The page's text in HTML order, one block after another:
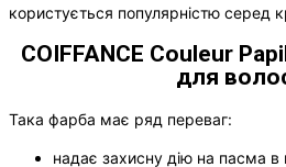
користується популярністю серед
COIFFANCE Couleur
для
Така фарба має ряд переваг:
надає захисну дію на пасма в